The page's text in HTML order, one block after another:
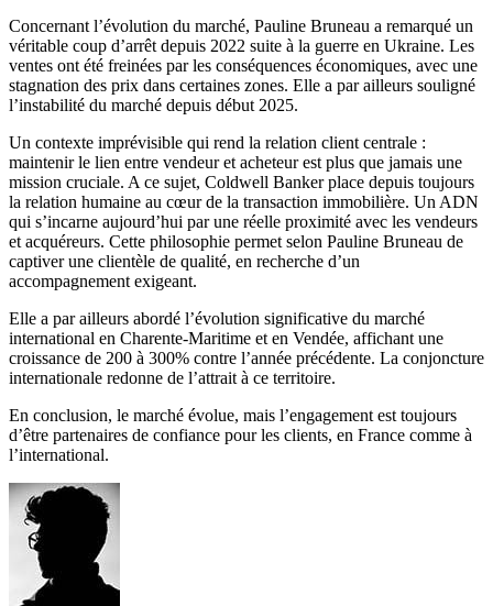
Concernant l’évolution du marché, Pauline Bruneau a remarqué un
véritable coup d’arrêt depuis 2022 suite à la guerre en Ukraine. Les
ventes ont été freinées par les conséquences économiques, avec une
stagnation des prix dans certaines zones. Elle a par ailleurs souligné
l’instabilité du marché depuis début 2025.
Un contexte imprévisible qui rend la relation client centrale :
maintenir le lien entre vendeur et acheteur est plus que jamais une
mission cruciale. A ce sujet, Coldwell Banker place depuis toujours
la relation humaine au cœur de la transaction immobilière. Un ADN
qui s’incarne aujourd’hui par une réelle proximité avec les vendeurs
et acquéreurs. Cette philosophie permet selon Pauline Bruneau de
captiver une clientèle de qualité, en recherche d’un
accompagnement exigeant.
Elle a par ailleurs abordé l’évolution significative du marché
international en Charente-Maritime et en Vendée, affichant une
croissance de 200 à 300% contre l’année précédente. La conjoncture
internationale redonne de l’attrait à ce territoire.
En conclusion, le marché évolue, mais l’engagement est toujours
d’être partenaires de confiance pour les clients, en France comme à
l’international.